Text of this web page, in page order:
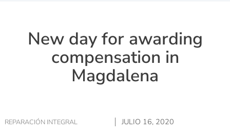
New day for awarding
compensation in
Magdalena
REPARACIÓN INTEGRAL JULIO 16, 2020